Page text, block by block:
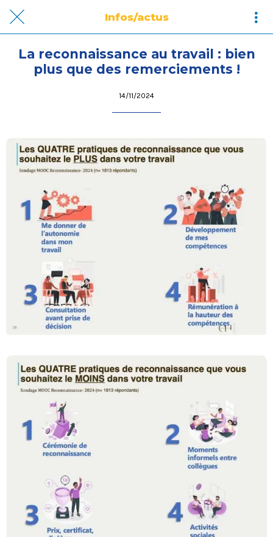
Infos/actus
La reconnaissance au travail : bien
plus que des remerciements !
14/11/2024